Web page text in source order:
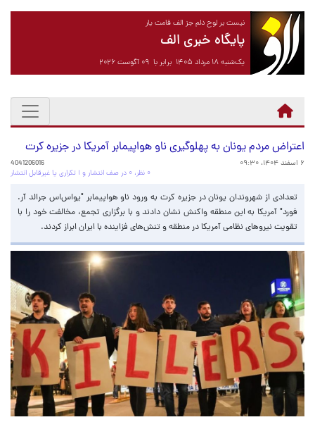
نیست بر لوح دلم جز الف قامت یار
پایگاه خبری الف
یک‌شنبه ۱۸ مرداد ۱۴۰۵ برابر با ۰۹ آگوست ۲۰۲۶
اعتراض مردم یونان به پهلوگیری ناو هواپیمابر آمریکا در جزیره کرت
۶ اسفند ۱۴۰۴، ۰۹:۳۰
4041206016
۰ نظر، ۰ در صف انتشار و ۱ تکراری یا غیرقابل انتشار
تعدادی از شهروندان یونان در جزیره کرت به ورود ناو هواپیمابر "یواس‌اس جرالد آر.
فورد" آمریکا به این منطقه واکنش نشان دادند و با برگزاری تجمع، مخالفت خود را با
تقویت نیروهای نظامی آمریکا در منطقه و تنش‌های فزاینده با ایران ابراز کردند.